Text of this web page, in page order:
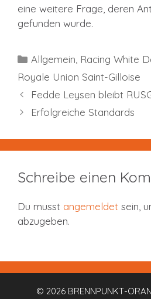
eine weitere Frage, deren
gefunden wurde.
Kategorien
Allgemein, Racing White
Royale Union Saint-Gilloise
Fedde Leysen bleibt
Erfolgreiche Standards
Schreibe einen
Du musst angemeldet sein,
abzugeben.
© 2026 BRENNPUNKT-